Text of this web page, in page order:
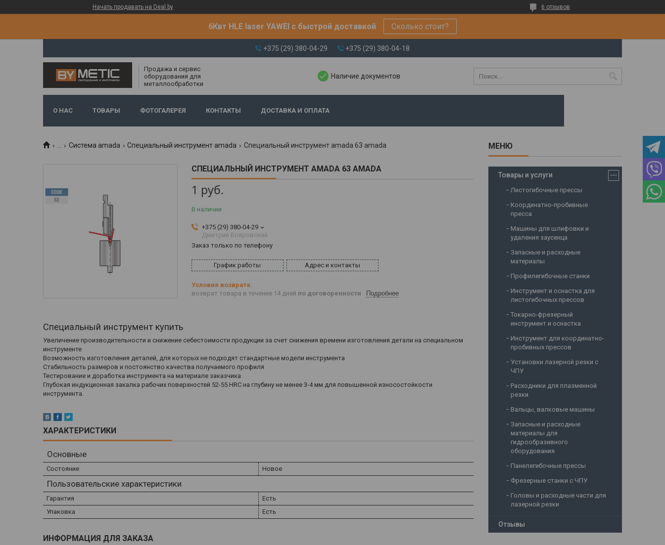
Начать продавать на Deal.by 6 отзывов
6Квт HLE laser YAWEI с быстрой доставкой Сколько стоит?
+375 (29) 380-04-29 +375 (29) 380-04-18
Продажа и сервис
оборудования для
металлообработки
Наличие документов
О НАС ТОВАРЫ ФОТОГАЛЕРЕЯ КОНТАКТЫ ДОСТАВКА И ОПЛАТА
... Система amada Специальный инструмент amada Специальный инструмент amada 63 amada
СПЕЦИАЛЬНЫЙ ИНСТРУМЕНТ AMADA 63 AMADA
1 руб.
В наличии
+375 (29) 380-04-29
Дмитрий Бояровский
Заказ только по телефону
График работы Адрес и контакты
возврат товара в течение 14 дней по договоренности Подробнее
Специальный инструмент купить
Увеличение производительности и снижение себестоимости продукции за счет снижения времени изготовления детали на специальном
инструменте
Возможность изготовления деталей, для которых не подходят стандартные модели инструмента
Стабильность размеров и постоянство качества получаемого профиля
Тестирование и доработка инструмента на материале заказчика
Глубокая индукционная закалка рабочих поверхностей 52-55 HRC на глубину не менее 3-4 мм для повышенной износостойкости
инструмента.
ХАРАКТЕРИСТИКИ
Основные
Состояние Новое
Пользовательские характеристики
Гарантия
Есть
Упаковка
Есть
ИНФОРМАЦИЯ ДЛЯ ЗАКАЗА
Товары и услуги
Листогибочные прессы
Координатно-пробивные
пресса
Машины для шлифовки и
удаления заусенца
Запасные и расходные
материалы
Профилегибочные станки
Инструмент и оснастка для
листогибочных прессов
Токарно-фрезерный
инструмент и оснастка
Инструмент для координатно-
пробивных прессов
Установки лазерной резки с
ЧПУ
Расходники для плазменной
резки
Вальцы, валковые машины
Запасные и расходные
материалы для
гидрообразивного
оборудования
Панелегибочные прессы
Фрезерные станки с ЧПУ
Головы и расходные части для
лазерной резки
Отзывы